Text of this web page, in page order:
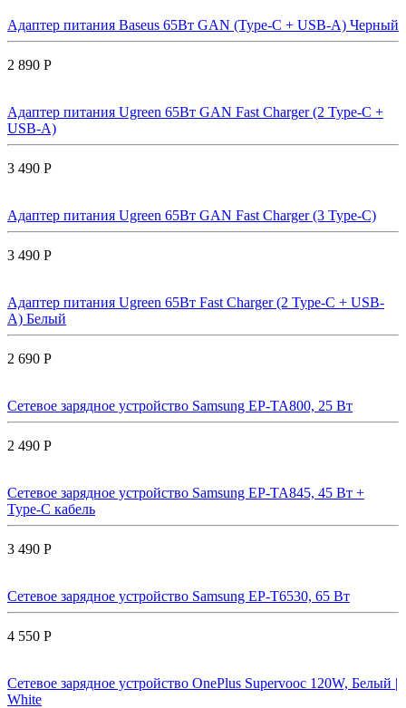
Адаптер питания Baseus 65Вт GAN (Type-C + USB-A) Черный
2 890 Р
Адаптер питания Ugreen 65Вт GAN Fast Charger (2 Type-C +
USB-A)
3 490 Р
Адаптер питания Ugreen 65Вт GAN Fast Charger (3 Type-C)
3 490 Р
Адаптер питания Ugreen 65Вт Fast Charger (2 Type-C + USB-
A) Белый
2 690 Р
Сетевое зарядное устройство Samsung EP-TA800, 25 Вт
2 490 Р
Сетевое зарядное устройство Samsung EP-TA845, 45 Вт +
Type-C кабель
3 490 Р
Сетевое зарядное устройство Samsung EP-T6530, 65 Вт
4 550 Р
Сетевое зарядное устройство OnePlus Supervooc 120W, Белый |
White